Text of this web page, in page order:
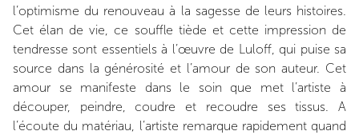
l’optimisme du renouveau à la sagesse de leurs histoires.
Cet élan de vie, ce souffle tiède et cette impression de
tendresse sont essentiels à l’œuvre de Luloff, qui puise sa
source dans la générosité et l’amour de son auteur. Cet
amour se manifeste dans le soin que met l’artiste à
découper, peindre, coudre et recoudre ses tissus. A
l’écoute du matériau, l’artiste remarque rapidement quand